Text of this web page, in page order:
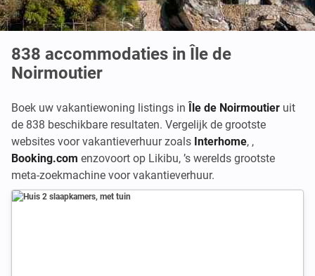
838 accommodaties in Île de
Noirmoutier
Boek uw vakantiewoning listings in Île de Noirmoutier uit
de 838 beschikbare resultaten. Vergelijk de grootste
websites voor vakantieverhuur zoals Interhome, ,
Booking.com enzovoort op Likibu, ’s werelds grootste
meta-zoekmachine voor vakantieverhuur.